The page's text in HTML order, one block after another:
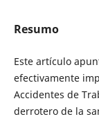
Resumo
Este artículo
efectivamente
Accidentes de
derrotero de la